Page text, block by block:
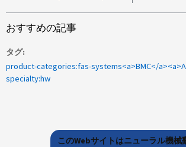
おすすめの記事
タグ
specialty:hw
このWebサイトはニューラル機械